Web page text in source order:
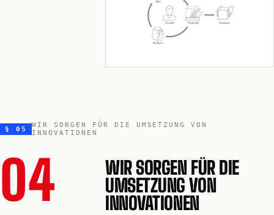
§ 05
WIR SORGEN FÜR DIE UMSETZUNG VON
INNOVATIONEN
04
WIR SORGEN FÜR DIE
UMSETZUNG VON
INNOVATIONEN